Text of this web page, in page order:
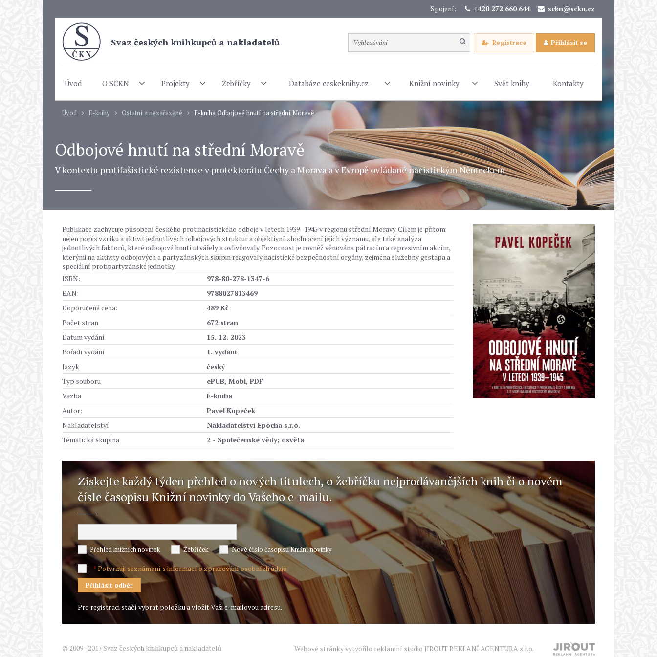
Spojení: +420 272 660 644 sckn@sckn.cz
Svaz českých knihkupců a nakladatelů Registrace Přihlásit se
Úvod O SČKN Projekty Žebříčky Databáze ceskeknihy.cz Knižní novinky Svět knihy Kontakty
Úvod E-knihy Ostatní a nezařazené E-kniha Odbojové hnutí na střední Moravě
Odbojové hnutí na střední Moravě
V kontextu protifašistické rezistence v protektorátu Čechy a Morava a v Evropě ovládané nacistickým Německem
Publikace zachycuje působení českého protinacistického odboje v letech 1939–1945 v regionu střední Moravy. Cílem je přitom
nejen popis vzniku a aktivit jednotlivých odbojových struktur a objektivní zhodnocení jejich významu, ale také analýza
jednotlivých faktorů, které odbojové hnutí utvářely a ovlivňovaly. Pozornost je rovněž věnována pátracím a represivním akcím,
kterými na aktivity odbojových a partyzánských skupin reagovaly nacistické bezpečnostní orgány, zejména služebny gestapa a
speciální protipartyzánské jednotky.
ISBN:
978-80-278-1347-6
EAN:
9788027813469
Doporučená cena:
489 Kč
Počet stran
672 stran
Datum vydání
15. 12. 2023
Pořadí vydání
1. vydání
Jazyk
český
Typ souboru
ePUB, Mobi, PDF
Vazba
E-kniha
Autor:
Pavel Kopeček
Nakladatelství
Nakladatelství Epocha s.r.o.
Tématická skupina
2 - Společenské vědy; osvěta
Získejte každý týden přehled o nových titulech, o žebříčku nejprodávanějších knih či o novém
čísle časopisu Knižní novinky do Vašeho e-mailu.
Přehled knižních novinek Žebříček Nové číslo časopisu Knižní novinky
*Potvrzuji seznámení s informací o zpracování osobních údajů
Pro registraci stačí vybrat položku a vložit Vaši e-mailovou adresu.
© 2009 - 2017 Svaz českých knihkupců a nakladatelů Webové stránky vytvořilo reklamní studio JIROUT REKLANÍ AGENTURA s.r.o.